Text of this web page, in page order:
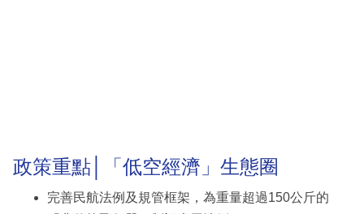
政策重點│「低空經濟」生態圈
完善民航法例及規管框架，為重量超過150公斤的